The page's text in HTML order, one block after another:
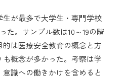
生が最多で大学生・専門学校
た。サンプル数は10～19の階
は医療安全教育の概念と方
概念が多かった。考察は学
識への働きかけを含めると